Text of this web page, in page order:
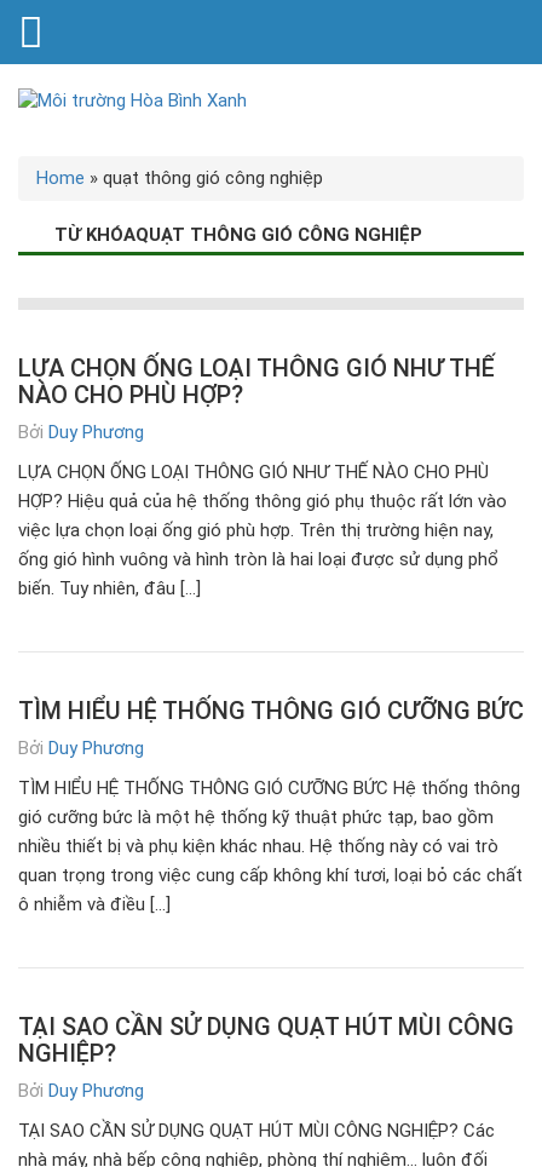
Home » quạt thông gió công nghiệp
TỪ KHÓAQUẠT THÔNG GIÓ CÔNG NGHIỆP
LỰA CHỌN ỐNG LOẠI THÔNG GIÓ NHƯ THẾ
NÀO CHO PHÙ HỢP?
Bởi Duy Phương
LỰA CHỌN ỐNG LOẠI THÔNG GIÓ NHƯ THẾ NÀO CHO PHÙ
HỢP? Hiệu quả của hệ thống thông gió phụ thuộc rất lớn vào
việc lựa chọn loại ống gió phù hợp. Trên thị trường hiện nay,
ống gió hình vuông và hình tròn là hai loại được sử dụng phổ
biến. Tuy nhiên, đâu […]
TÌM HIỂU HỆ THỐNG THÔNG GIÓ CƯỠNG BỨC
Bởi Duy Phương
TÌM HIỂU HỆ THỐNG THÔNG GIÓ CƯỠNG BỨC Hệ thống thông
gió cưỡng bức là một hệ thống kỹ thuật phức tạp, bao gồm
nhiều thiết bị và phụ kiện khác nhau. Hệ thống này có vai trò
quan trọng trong việc cung cấp không khí tươi, loại bỏ các chất
ô nhiễm và điều […]
TẠI SAO CẦN SỬ DỤNG QUẠT HÚT MÙI CÔNG
NGHIỆP?
Bởi Duy Phương
TẠI SAO CẦN SỬ DỤNG QUẠT HÚT MÙI CÔNG NGHIỆP? Các
nhà máy, nhà bếp công nghiệp, phòng thí nghiệm… luôn đối